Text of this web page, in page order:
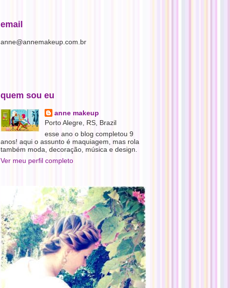
email
anne@annemakeup.com.br
quem sou eu
anne makeup
Porto Alegre, RS, Brazil
esse ano o blog completou 9
anos! aqui o assunto é maquiagem, mas rola
também moda, decoração, música e design.
Ver meu perfil completo